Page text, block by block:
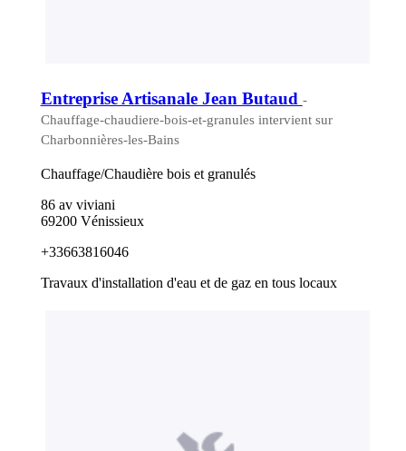
Entreprise Artisanale Jean Butaud -
Chauffage-chaudiere-bois-et-granules intervient sur
Charbonnières-les-Bains
Chauffage/Chaudière bois et granulés
86 av viviani
69200 Vénissieux
+33663816046
Travaux d'installation d'eau et de gaz en tous locaux